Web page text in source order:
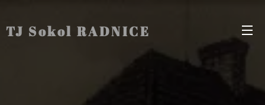
TJ Sokol RADNICE